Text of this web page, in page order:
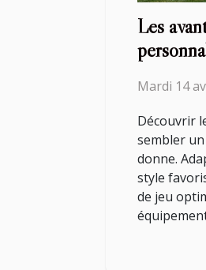
Les
Mardi 14
Découvrir
sembler
donne.
style
de jeu